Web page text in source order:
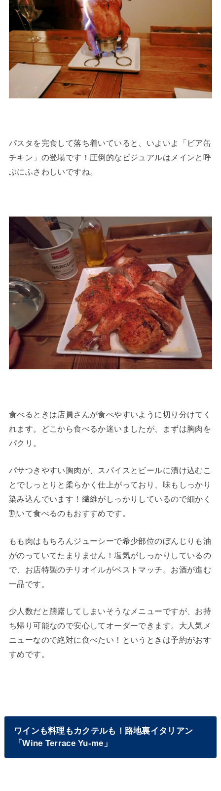
パスタを完食して落ち着いていると、いよいよ「ビア缶
チキン」の登場です！圧倒的なビジュアルはメインと呼
ぶにふさわしいですね。
食べるときは店員さんが食べやすいように切り分けてく
れます。どこから食べるか迷いましたが、まずは胸肉を
パクリ。
パサつきやすい胸肉が、スパイスとビールに漬け込むこ
とでしっとりと柔らかく仕上がっており、味もしっかり
染み込んでいます！繊維がしっかりしているので細かく
割いて食べるのもおすすめです。
もも肉はもちろんジューシーで希少部位のぼんじりも油
がのっていてたまりません！塩気がしっかりしているの
で、お店特製のチリオイルがベストマッチ。お酒が進む
一品です。
少人数だと躊躇してしまいそうなメニューですが、お持
ち帰り可能なので安心してオーダーできます。大人気メ
ニューなので絶対に食べたい！というときは予約がおす
すめです。
ワインも料理もカクテルも！路地裏イタリアン
「Wine Terrace Yu-me」